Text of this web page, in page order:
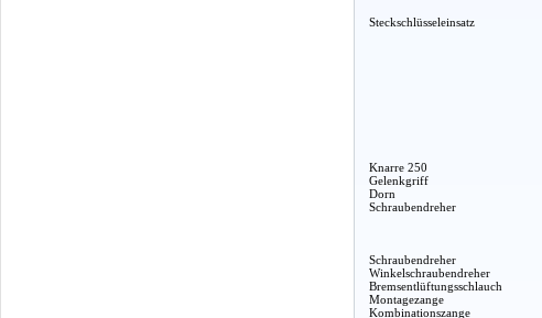
Steckschlüsseleinsatz
Knarre 250
Gelenkgriff
Dorn
Schraubendreher
Schraubendreher
Winkelschraubendreher
Bremsentlüftungsschlauch
Montagezange
Kombinationszange